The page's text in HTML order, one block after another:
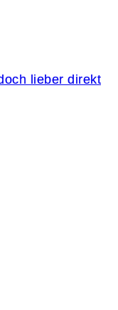
lieber direkt